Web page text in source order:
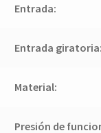
Entrada:
Entrada giratoria:
Material:
Presión de